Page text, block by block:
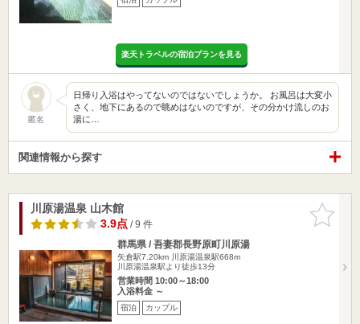
楽天トラベルの宿泊プランを見る
匿名
日帰り入浴はやってないのではないでしょうか。 お風呂は大変小
さく、地下にあるので眺めはないのですが、その分かけ流しのお
湯に…
関連情報から探す
お気に入
りに追加
川原湯温泉 山木館
3.9点/ 9 件
群馬県 / 吾妻郡長野原町川原湯
矢倉駅7.20km
川原湯温泉駅668m
川原湯温泉駅より徒歩13分
営業時間 10:00～18:00
入浴料金 ～
宿泊 カップル